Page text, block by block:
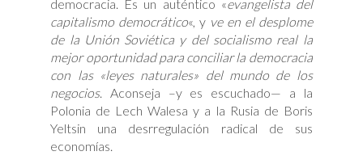
democracia. Es un auténtico «evangelista del
capitalismo democrático«, y ve en el desplome
de la Unión Soviética y del socialismo real la
mejor oportunidad para conciliar la democracia
con las «leyes naturales» del mundo de los
negocios. Aconseja –y es escuchado— a la
Polonia de Lech Walesa y a la Rusia de Boris
Yeltsin una desrregulación radical de sus
economías.